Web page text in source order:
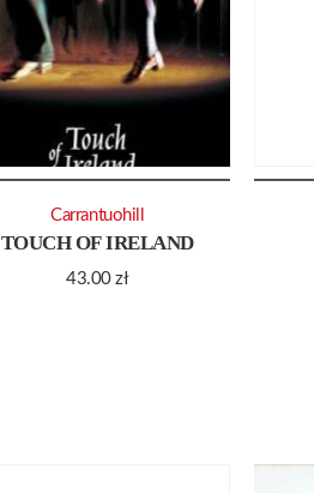
TOUCH OF IRELAND
43.00zł
Carrantuohill